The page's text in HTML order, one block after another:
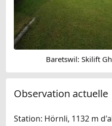
Baretswil: Skilift
Observation actuelle
Station: Hörnli, 1132 m